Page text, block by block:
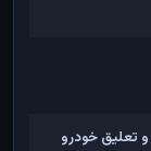
و تعلیق خودرو